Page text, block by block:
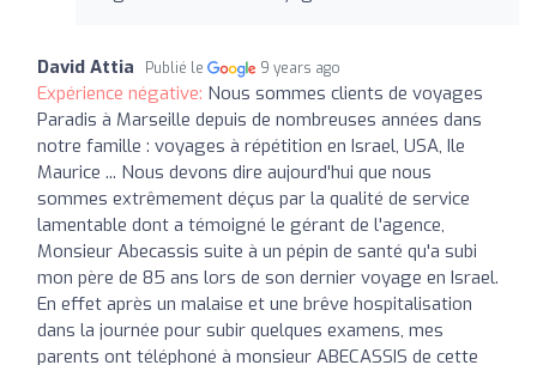
David Attia Publié le 9 years ago
Expérience négative: Nous sommes clients de voyages
Paradis à Marseille depuis de nombreuses années dans
notre famille : voyages à répétition en Israel, USA, Ile
Maurice ... Nous devons dire aujourd'hui que nous
sommes extrêmement déçus par la qualité de service
lamentable dont a témoigné le gérant de l'agence,
Monsieur Abecassis suite à un pépin de santé qu'a subi
mon père de 85 ans lors de son dernier voyage en Israel.
En effet après un malaise et une brêve hospitalisation
dans la journée pour subir quelques examens, mes
parents ont téléphoné à monsieur ABECASSIS de cette